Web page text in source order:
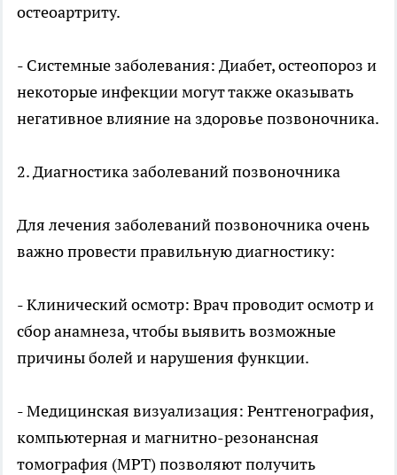
остеоартриту.
- Системные заболевания: Диабет, остеопороз и
некоторые инфекции могут также оказывать
негативное влияние на здоровье позвоночника.
2. Диагностика заболеваний позвоночника
Для лечения заболеваний позвоночника очень
важно провести правильную диагностику:
- Клинический осмотр: Врач проводит осмотр и
сбор анамнеза, чтобы выявить возможные
причины болей и нарушения функции.
- Медицинская визуализация: Рентгенография,
компьютерная и магнитно-резонансная
томография (МРТ) позволяют получить